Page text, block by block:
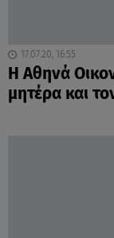
17.07.20, 16:55
Η Αθηνά
μητέρα και